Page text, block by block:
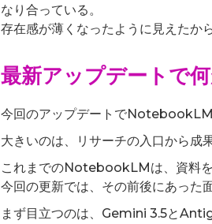
なり合っている。
存在感が薄くなったように見えたか
最新アップデートで
今回のアップデートでNotebookLM
大きいのは、リサーチの入口から成
これまでのNotebookLMは、資料を
今回の更新では、その前後にあった
まず目立つのは、Gemini 3.5と